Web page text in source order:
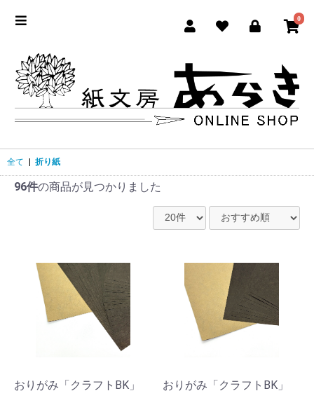
0
全て | 折り紙
96件の商品が見つかりました
おりがみ「クラフトBK」
おりがみ「クラフトBK」